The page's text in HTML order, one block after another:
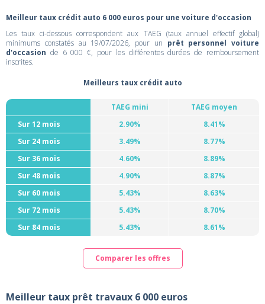
Meilleur taux crédit auto 6 000 euros pour une voiture d'occasion
Les taux ci-dessous correspondent aux TAEG (taux annuel effectif global)
minimums constatés au 19/07/2026, pour un prêt personnel voiture
d'occasion de 6 000 €, pour les différentes durées de remboursement
inscrites.
Meilleurs taux crédit auto
TAEG mini
TAEG moyen
Sur 12 mois
2.90%
8.41%
Sur 24 mois
3.49%
8.77%
Sur 36 mois
4.60%
8.89%
Sur 48 mois
4.90%
8.87%
Sur 60 mois
5.43%
8.63%
Sur 72 mois
5.43%
8.70%
Sur 84 mois
5.43% 8.61%
Comparer les offres
Meilleur taux prêt travaux 6 000 euros